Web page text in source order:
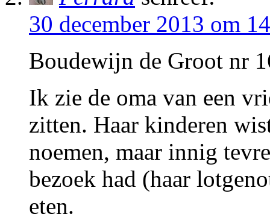
30 december 2013 om
Boudewijn de Groot nr
Ik zie de oma van een
zitten. Haar kinderen
noemen, maar innig
bezoek had (haar
eten.